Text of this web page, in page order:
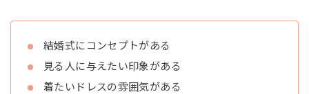
結婚式にコンセプトがある
見る人に与えたい印象がある
着たいドレスの雰囲気がある